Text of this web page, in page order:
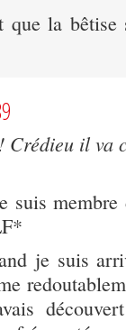
la bêtise
Crédieu il va
suis
je suis